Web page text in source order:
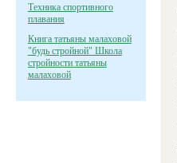
Техника спортивного
плавания
Книга татьяны малаховой
"будь стройной" Школа
стройности татьяны
малаховой